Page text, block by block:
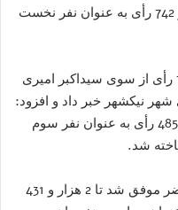
نیکشهر، پرویز امیری با کسب 3 هزار و 742 رأی به عنوان نفر نخست
فرماندار نیکشهر از کسب 2 هزار و 759 رأی از سوی سیداکبر امیری
نیکشهر خبر داد و افزود:
مولابخش بلوچی نیز با کسب 2 هزار و 485 رأی به عنوان نفر سوم
شد.
وی بیان کرد: در این انتخابات رضا ابخضر موفق شد تا 2 هزار و 431